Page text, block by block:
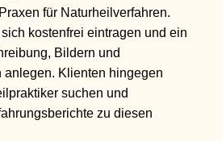
für Naturheilverfahren.
kostenfrei eintragen und ein
Bildern und
anlegen. Klienten hingegen
suchen und
zu diesen